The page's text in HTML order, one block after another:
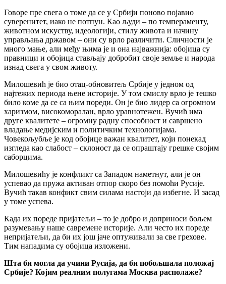
Говоре пре свега о томе да се у Србији поново појавио
суверенитет, иако не потпун. Као људи – по темпераменту,
животном искуству, идеологији, стилу живота и начину
управљања државом – они су врло различити. Сличности је
много мање, али међу њима је и она најважнија: обојица су
правници и обојица стављају добробит своје земље и народа
изнад свега у свом животу.
Милошевић је био отац-обновитељ Србије у једном од
најтежих периода њене историје. У том смислу врло је тешко
било коме да се са њим пореди. Он је био лидер са огромном
харизмом, високоморалан, врло уравнотежен. Вучић има
друге квалитете – огромну радну способност и савршено
владање медијским и политичким технологијама.
Човекољубље је код обојице важан квалитет, који понекад
изгледа као слабост – склоност да се опраштају грешке својим
саборцима.
Милошевићу је конфликт са Западом наметнут, али је он
успевао да пружа активан отпор скоро без помоћи Русије.
Вучић такав конфикт свим силама настоји да избегне. И засад
у томе успева.
Када их пореде пријатељи – то је добро и доприноси бољем
разумевању наше савремене историје. Али често их пореде
непријатељи, да би их још јаче оптуживали за све грехове.
Тим нападима су обојица изложени.
Шта би могла да учини Русија, да би побољшала положај
Србије? Којим реалним полугама Москва располаже?